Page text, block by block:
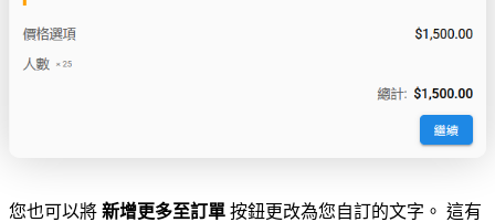
您也可以將 新增更多至訂單 按鈕更改為您自訂的文字。 這有